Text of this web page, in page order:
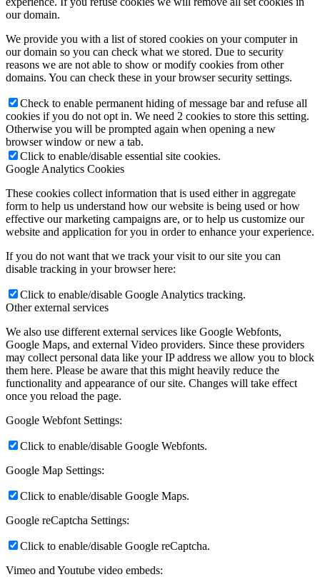
our domain.
We provide you with a list of stored cookies on your computer in
our domain so you can check what we stored. Due to security
reasons we are not able to show or modify cookies from other
domains. You can check these in your browser security settings.
Check to enable permanent hiding of message bar and refuse all
cookies if you do not opt in. We need 2 cookies to store this setting.
Otherwise you will be prompted again when opening a new
browser window or new a tab.
Click to enable/disable essential site cookies.
Google Analytics Cookies
These cookies collect information that is used either in aggregate
form to help us understand how our website is being used or how
effective our marketing campaigns are, or to help us customize our
website and application for you in order to enhance your experience.
If you do not want that we track your visit to our site you can
disable tracking in your browser here:
Click to enable/disable Google Analytics tracking.
Other external services
We also use different external services like Google Webfonts,
Google Maps, and external Video providers. Since these providers
may collect personal data like your IP address we allow you to block
them here. Please be aware that this might heavily reduce the
functionality and appearance of our site. Changes will take effect
once you reload the page.
Google Webfont Settings:
Click to enable/disable Google Webfonts.
Google Map Settings:
Click to enable/disable Google Maps.
Google reCaptcha Settings:
Click to enable/disable Google reCaptcha.
Vimeo and Youtube video embeds: